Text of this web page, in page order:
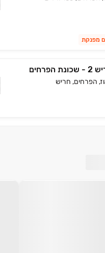
מפנקת
הפרחים, חריש